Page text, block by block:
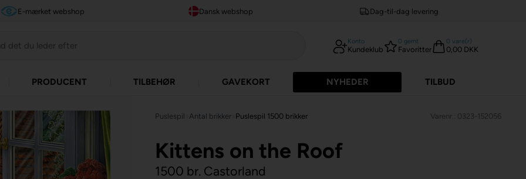
E-mærket webshop Dansk webshop Dag-til-dag levering
Konto
Kundeklub
0 gemt
Favoritter
0 vare(r)
0,00 DKK
PRODUCENT TILBEHØR GAVEKORT NYHEDER TILBUD
Puslespil Antal brikker Puslespil 1500 brikker Varenr.: 0323-152056
Kittens on the Roof
1500 br. Castorland